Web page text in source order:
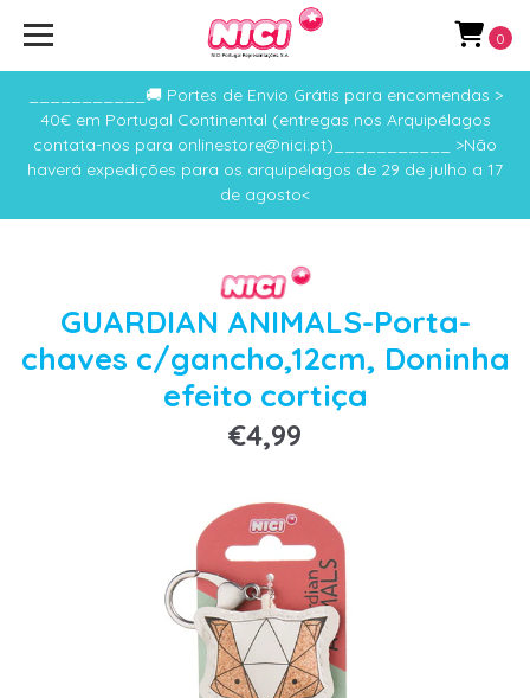
___________🚚 Portes de Envio Grátis para encomendas >
40€ em Portugal Continental (entregas nos Arquipélagos
contata-nos para onlinestore@nici.pt)___________ >Não
haverá expedições para os arquipélagos de 29 de julho a 17
de agosto<
0
GUARDIAN ANIMALS-Porta-
chaves c/gancho,12cm, Doninha
efeito cortiça
€4,99